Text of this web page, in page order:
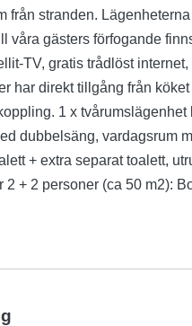
från stranden.
våra gästers förfogande
TV, gratis trådlöst
har direkt tillgång från
1 x
dubbelsäng, vardagsrum
+ extra separat toalett,
+ 2 personer (ca 50 m2):
tillgång till en täckt
5 euro per